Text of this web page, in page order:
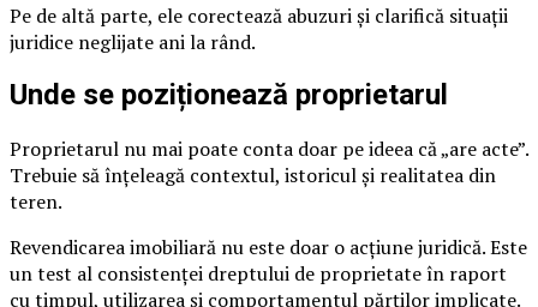
Pe de altă parte, ele corectează abuzuri și clarifică situații
juridice neglijate ani la rând.
Unde se poziționează proprietarul
Proprietarul nu mai poate conta doar pe ideea că „are acte”.
Trebuie să înțeleagă contextul, istoricul și realitatea din
teren.
Revendicarea imobiliară nu este doar o acțiune juridică. Este
un test al consistenței dreptului de proprietate în raport
cu timpul, utilizarea și comportamentul părților implicate.